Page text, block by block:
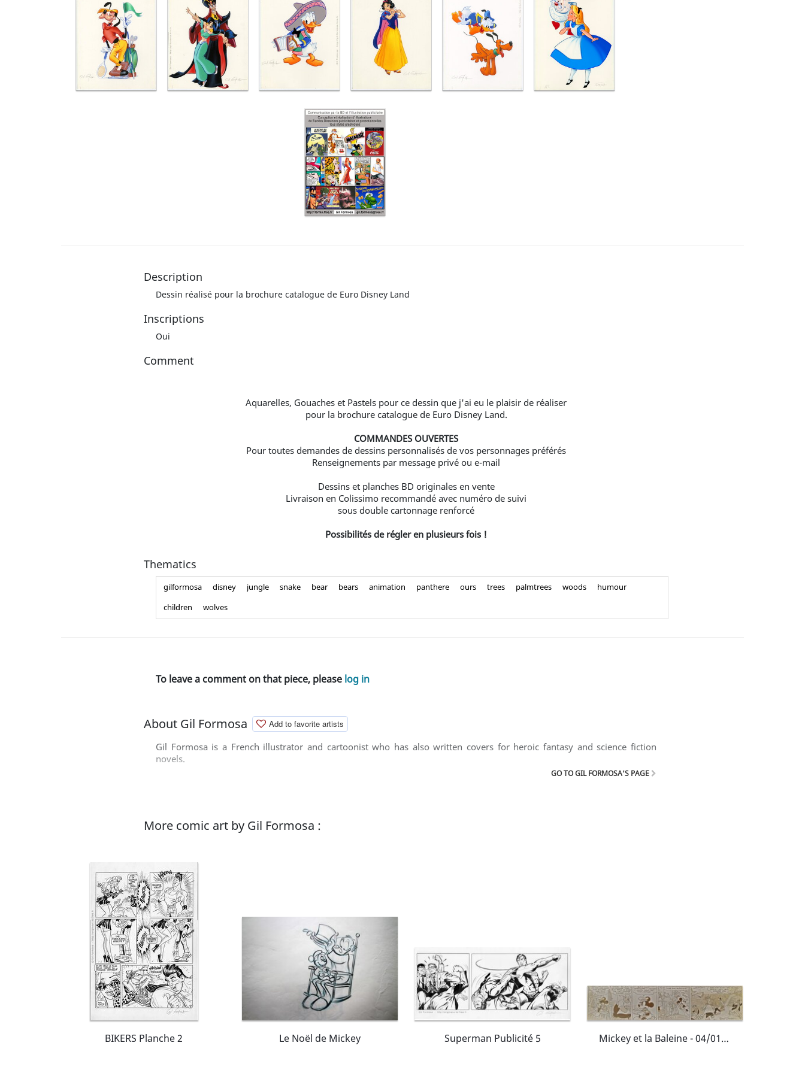
Description
Dessin réalisé pour la brochure catalogue de Euro Disney Land
Inscriptions
Oui
Comment
Aquarelles, Gouaches et Pastels pour ce dessin que j'ai eu le plaisir de réaliser
pour la brochure catalogue de Euro Disney Land.
COMMANDES OUVERTES
Pour toutes demandes de dessins personnalisés de vos personnages préférés
Renseignements par message privé ou e-mail
Dessins et planches BD originales en vente
Livraison en Colissimo recommandé avec numéro de suivi
sous double cartonnage renforcé
Possibilités de régler en plusieurs fois !
Thematics
gilformosa disney jungle snake bear bears animation panthere ours trees palmtrees woods
humour
children
wolves
To leave a comment on that piece, please log in
About Gil Formosa Add to favorite artists
Gil Formosa is a French illustrator and cartoonist who has also written covers for heroic fantasy and science fiction
novels.
GO TO GIL FORMOSA'S PAGE
More comic art by Gil Formosa :
BIKERS Planche 2 Le Noël de Mickey Superman Publicité 5 Mickey et la Baleine - 04/01/1938